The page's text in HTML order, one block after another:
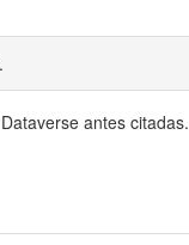
antes citadas.